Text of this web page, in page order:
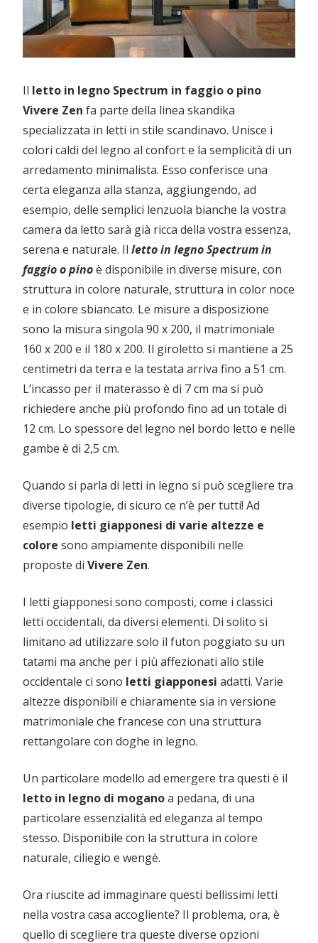
Il letto in legno Spectrum in faggio o pino
Vivere Zen fa parte della linea skandika
specializzata in letti in stile scandinavo. Unisce i
colori caldi del legno al confort e la semplicità di un
arredamento minimalista. Esso conferisce una
certa eleganza alla stanza, aggiungendo, ad
esempio, delle semplici lenzuola bianche la vostra
camera da letto sarà già ricca della vostra essenza,
serena e naturale. Il letto in legno Spectrum in
faggio o pinoè disponibile in diverse misure, con
struttura in colore naturale, struttura in color noce
e in colore sbiancato. Le misure a disposizione
sono la misura singola 90 x 200, il matrimoniale
160 x 200 e il 180 x 200. Il giroletto si mantiene a 25
centimetri da terra e la testata arriva fino a 51 cm.
L’incasso per il materasso è di 7 cm ma si può
richiedere anche più profondo fino ad un totale di
12 cm. Lo spessore del legno nel bordo letto e nelle
gambe è di 2,5 cm.
Quando si parla di letti in legno si può scegliere tra
diverse tipologie, di sicuro ce n’è per tutti! Ad
esempio letti giapponesi di varie altezze e
colore sono ampiamente disponibili nelle
proposte di Vivere Zen.
I letti giapponesi sono composti, come i classici
letti occidentali, da diversi elementi. Di solito si
limitano ad utilizzare solo il futon poggiato su un
tatami ma anche per i più affezionati allo stile
occidentale ci sono letti giapponesi adatti. Varie
altezze disponibili e chiaramente sia in versione
matrimoniale che francese con una struttura
rettangolare con doghe in legno.
Un particolare modello ad emergere tra questi è il
letto in legno di moganoa pedana, di una
particolare essenzialità ed eleganza al tempo
stesso. Disponibile con la struttura in colore
naturale, ciliegio e wengè.
Ora riuscite ad immaginare questi bellissimi letti
nella vostra casa accogliente? Il problema, ora, è
quello di scegliere tra queste diverse opzioni